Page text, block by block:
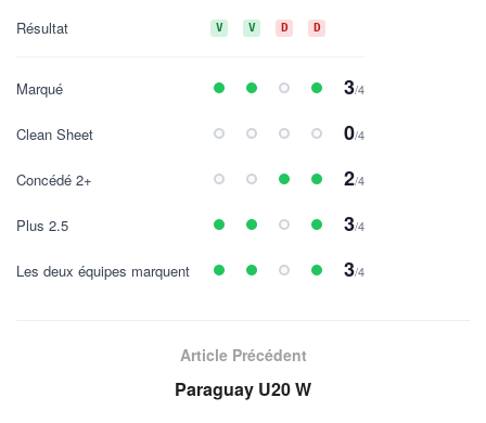
Résultat V V D D
Marqué 3/4
Clean Sheet 0/4
Concédé 2+ 2/4
Plus 2.5 3/4
Les deux équipes marquent 3/4
Article Précédent
Paraguay U20 W